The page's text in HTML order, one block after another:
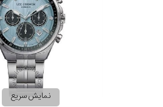
نمایش سریع